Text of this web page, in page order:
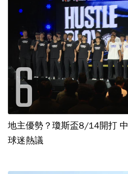
地主優勢？瓊斯盃8/14開打
球迷熱議